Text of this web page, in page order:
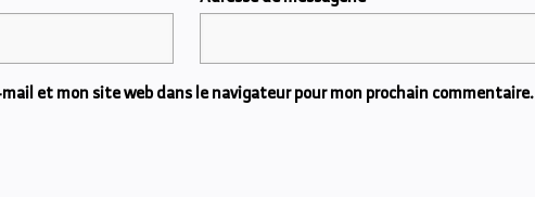
et mon site web dans le navigateur pour mon prochain commentaire.